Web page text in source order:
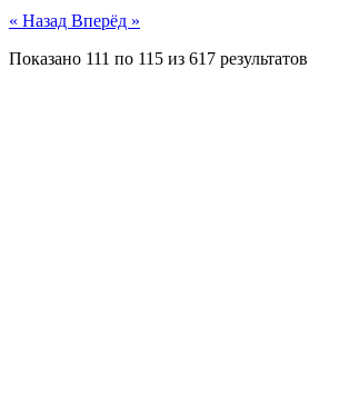
« Назад Вперёд »
Показано 111 по 115 из 617 результатов